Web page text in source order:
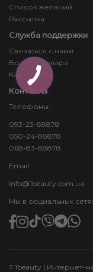
Список желаний
Рассылка
Служба поддержки
Связаться с нами
Возврат товара
Карта сайта
Контакты
Телефоны:
093-23-88878
050-24-88878
068-83-88878
Email:
info@1beauty.com.ua
Мы в социальных
≡ 1beauty | Интернет-